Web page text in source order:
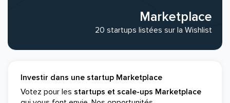
Marketplace
20 startups listées sur la Wishlist
Investir dans une startup Marketplace
Votez pour les startups et scale-ups Marketplace